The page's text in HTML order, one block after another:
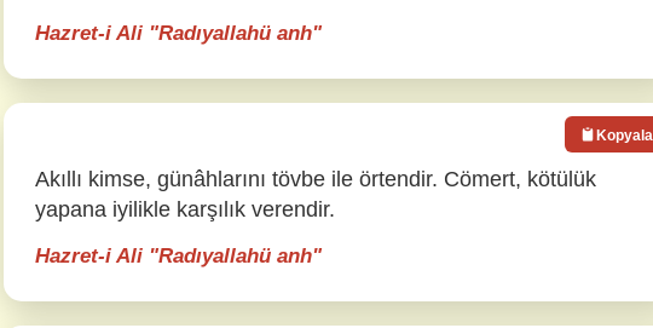
Hazret-i Ali "Radıyallahü anh"
Akıllı kimse, günâhlarını tövbe ile örtendir. Cömert, kötülük
yapana iyilikle karşılık verendir.
Hazret-i Ali "Radıyallahü anh"
Kopyala